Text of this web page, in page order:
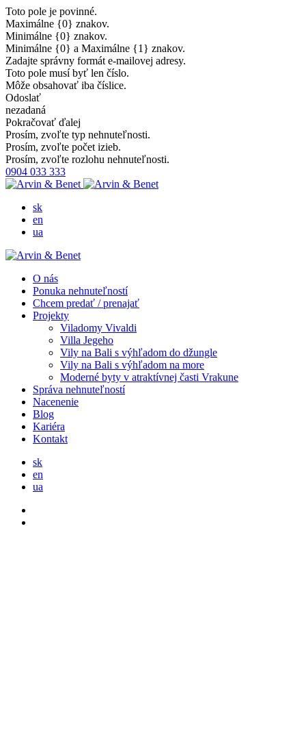
Toto pole je povinné.
Maximálne {0} znakov.
Minimálne {0} znakov.
Minimálne {0} a Maximálne {1} znakov.
Zadajte správny formát e-mailovej adresy.
Toto pole musí byť len číslo.
Môže obsahovať iba číslice.
Odoslať
nezadaná
Pokračovať ďalej
Prosím, zvoľte typ nehnuteľnosti.
Prosím, zvoľte počet izieb.
Prosím, zvoľte rozlohu nehnuteľnosti.
0904 033 333
sk
en
ua
O nás
Ponuka nehnuteľností
Chcem predať / prenajať
Projekty
Viladomy Vivaldi
Villa Jegeho
Vily na Bali s výhľadom do džungle
Vily na Bali s výhľadom na more
Moderné byty v atraktívnej časti Vrakune
Správa nehnuteľností
Nacenenie
Blog
Kariéra
Kontakt
sk
en
ua